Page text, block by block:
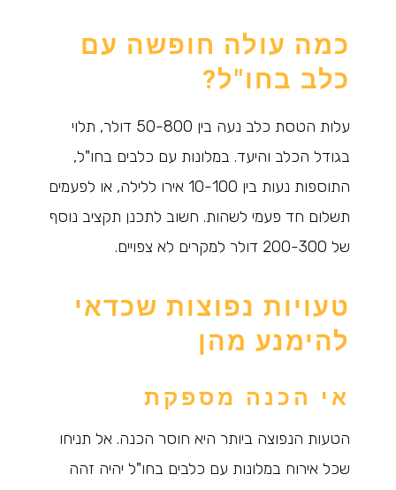
כמה עולה חופשה עם
כלב בחו"ל?
עלות הטסת כלב נעה בין 50-800 דולר, תלוי
בגודל הכלב והיעד. במלונות עם כלבים בחו"ל,
התוספות נעות בין 10-100 אירו ללילה, או לפעמים
תשלום חד פעמי לשהות. חשוב לתכנן תקציב נוסף
של 200-300 דולר למקרים לא צפויים.
טעויות נפוצות שכדאי
להימנע מהן
אי הכנה מספקת
הטעות הנפוצה ביותר היא חוסר הכנה. אל תניחו
שכל אירוח במלונות עם כלבים בחו"ל יהיה זהה